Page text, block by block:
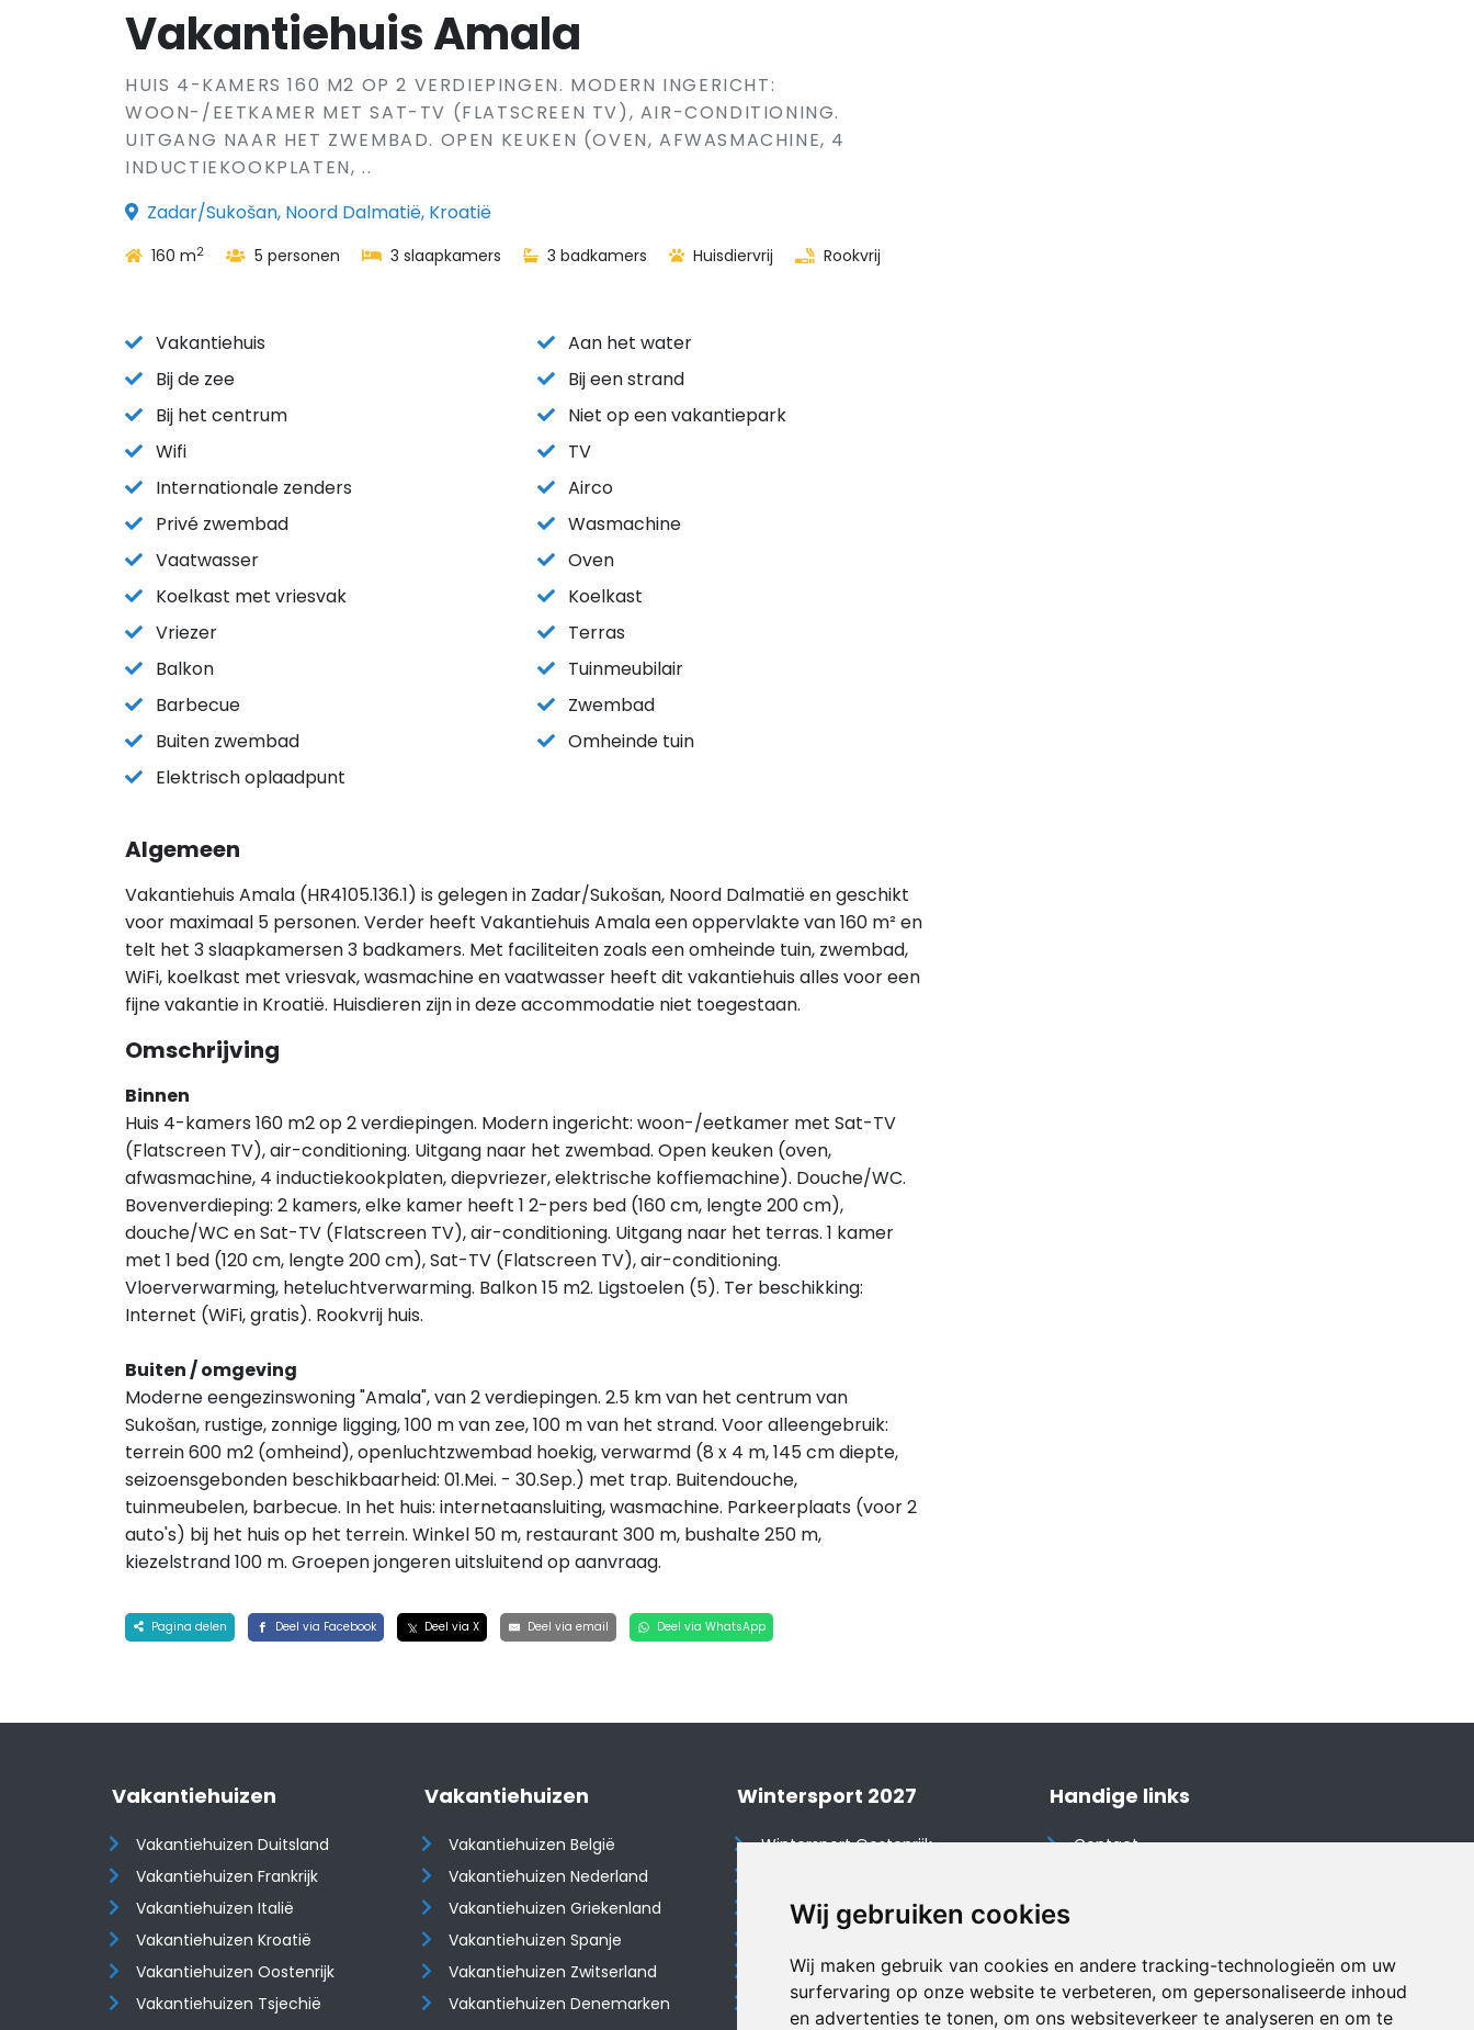
Wij gebruiken cookies
Wij maken gebruik van cookies en andere tracking-technologieën om uw
surfervaring op onze website te verbeteren, om gepersonaliseerde inhoud
en advertenties te tonen, om ons websiteverkeer te analyseren en om te
Vakantiehuis Amala
HUIS 4-KAMERS 160 M2 OP 2 VERDIEPINGEN. MODERN INGERICHT:
WOON-/EETKAMER MET SAT-TV (FLATSCREEN TV), AIR-CONDITIONING.
UITGANG NAAR HET ZWEMBAD. OPEN KEUKEN (OVEN, AFWASMACHINE, 4
INDUCTIEKOOKPLATEN, ..
Zadar/Sukošan, Noord Dalmatië, Kroatië
160 m2 5 personen 3 slaapkamers 3 badkamers Huisdiervrij Rookvrij
Vakantiehuis
Aan het water
Bij de zee
Bij een strand
Bij het centrum
Niet op een vakantiepark
Wifi
TV
Internationale zenders
Airco
Privé zwembad
Wasmachine
Vaatwasser
Oven
Koelkast met vriesvak
Koelkast
Vriezer
Terras
Balkon
Tuinmeubilair
Barbecue
Zwembad
Buiten zwembad
Omheinde tuin
Elektrisch oplaadpunt
Algemeen
Vakantiehuis Amala (HR4105.136.1) is gelegen in Zadar/Sukošan, Noord Dalmatië en geschikt
voor maximaal 5 personen. Verder heeft Vakantiehuis Amala een oppervlakte van 160 m² en
telt het 3 slaapkamersen 3 badkamers. Met faciliteiten zoals een omheinde tuin, zwembad,
WiFi, koelkast met vriesvak, wasmachine en vaatwasser heeft dit vakantiehuis alles voor een
fijne vakantie in Kroatië. Huisdieren zijn in deze accommodatie niet toegestaan.
Omschrijving
Binnen
Huis 4-kamers 160 m2 op 2 verdiepingen. Modern ingericht: woon-/eetkamer met Sat-TV
(Flatscreen TV), air-conditioning. Uitgang naar het zwembad. Open keuken (oven,
afwasmachine, 4 inductiekookplaten, diepvriezer, elektrische koffiemachine). Douche/WC.
Bovenverdieping: 2 kamers, elke kamer heeft 1 2-pers bed (160 cm, lengte 200 cm),
douche/WC en Sat-TV (Flatscreen TV), air-conditioning. Uitgang naar het terras. 1 kamer
met 1 bed (120 cm, lengte 200 cm), Sat-TV (Flatscreen TV), air-conditioning.
Vloerverwarming, heteluchtverwarming. Balkon 15 m2. Ligstoelen (5). Ter beschikking:
Internet (WiFi, gratis). Rookvrij huis.
Buiten / omgeving
Moderne eengezinswoning "Amala", van 2 verdiepingen. 2.5 km van het centrum van
Sukošan, rustige, zonnige ligging, 100 m van zee, 100 m van het strand. Voor alleengebruik:
terrein 600 m2 (omheind), openluchtzwembad hoekig, verwarmd (8 x 4 m, 145 cm diepte,
seizoensgebonden beschikbaarheid: 01.Mei. - 30.Sep.) met trap. Buitendouche,
tuinmeubelen, barbecue. In het huis: internetaansluiting, wasmachine. Parkeerplaats (voor 2
auto's) bij het huis op het terrein. Winkel 50 m, restaurant 300 m, bushalte 250 m,
kiezelstrand 100 m. Groepen jongeren uitsluitend op aanvraag.
Pagina delen Deel via Facebook Deel via X Deel via email Deel via WhatsApp
Vakantiehuizen
Vakantiehuizen Duitsland
Vakantiehuizen Frankrijk
Vakantiehuizen Italië
Vakantiehuizen Kroatië
​​​​​​​Vakantiehuizen Oostenrijk
Vakantiehuizen Tsjechië
Vakantiehuizen
Vakantiehuizen België
Vakantiehuizen Nederland
Vakantiehuizen Griekenland
Vakantiehuizen Spanje
​​​​​​​Vakantiehuizen Zwitserland
Vakantiehuizen Denemarken
Wintersport 2027
Wintersport Oostenrijk
Wintersport Tsjechië
Wintersport Duitsland
Wintersport Italië
Handige links
Contact
Disclaimer
Vakantiehuis website